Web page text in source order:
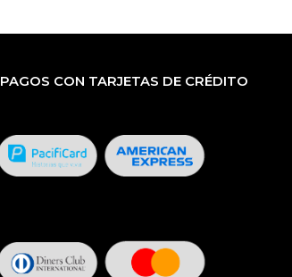
PAGOS CON TARJETAS DE CRÉDITO